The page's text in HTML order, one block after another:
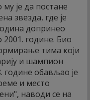
је да постане
звезда, где је
допринео
2001. године. Био
тима који
и шампион
године обављао је
и место
наводи се на